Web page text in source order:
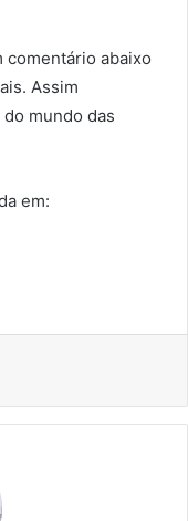
comentário abaixo
Assim
mundo das
em: